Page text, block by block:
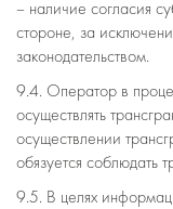
– наличие согласия
стороне, за
законодательством.
9.4. Оператор в
осуществлять
осуществлении
обязуется
9.5. В целях